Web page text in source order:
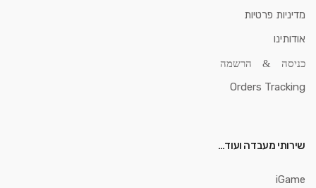
מדיניות פרטיות
אודותינו
כניסה & הרשמה
Orders Tracking
שירותי מעבדה ועוד…
iGame